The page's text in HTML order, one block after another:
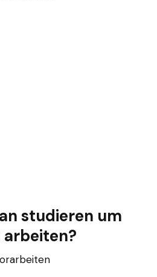
studieren um
arbeiten?